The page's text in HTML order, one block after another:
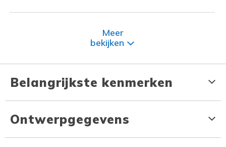
Meer
bekijken
Belangrijkste kenmerken
Ontwerpgegevens